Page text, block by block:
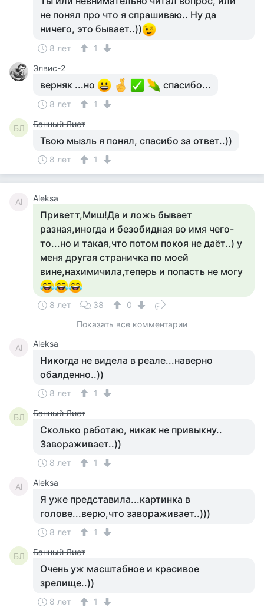
не понял про что я спрашиваю.. Ну да
ничего, это бывает..))
8 лет
1
Элвис-2
верняк ...но спасибо...
8 лет 1
БЛ Банный Лист
Твою мызль я понял, спасибо за ответ..))
8 лет 1
Al Aleksa
Приветт,Миш!Да и ложь бывает
разная,иногда и безобидная во имя чего-
то...но и такая,что потом покоя не даёт..) у
меня другая страничка по моей
вине,нахимичила,теперь и попасть не могу
8 лет 38
0
Показать все комментарии
Al Aleksa
Никогда не видела в реале...наверно
обалденно..))
8 лет 1
БЛ Банный Лист
Сколько работаю, никак не привыкну..
Завораживает..))
8 лет 1
Al Aleksa
Я уже представила...картинка в
голове...верю,что завораживает..)))
8 лет 1
БЛ Банный Лист
Очень уж масштабное и красивое
зрелище..))
8 лет 1